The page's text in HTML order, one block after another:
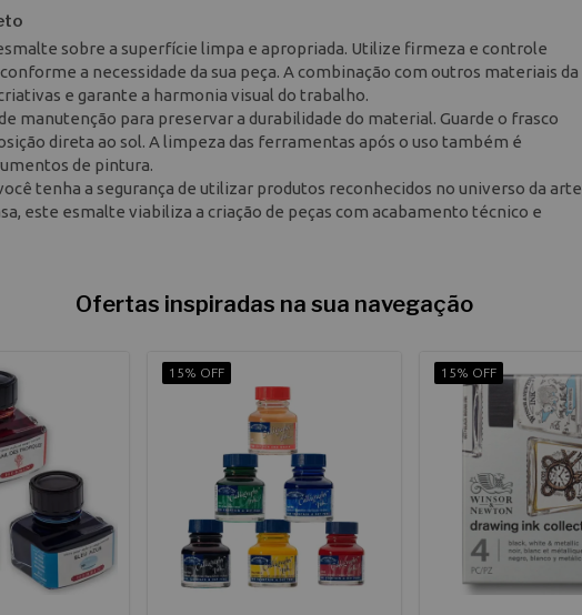
sobre a superfície limpa e apropriada. Utilize firmeza e controle
a necessidade da sua peça. A combinação com outros materiais da
e garante a harmonia visual do trabalho.
manutenção para preservar a durabilidade do material. Guarde o frasco
direta ao sol. A limpeza das ferramentas após o uso também é
de pintura.
tenha a segurança de utilizar produtos reconhecidos no universo da arte
este esmalte viabiliza a criação de peças com acabamento técnico e
Ofertas inspiradas na sua navegação
15% OFF 15% OFF